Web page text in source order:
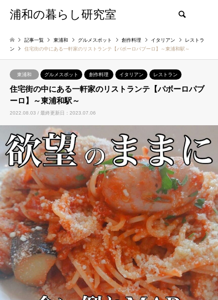
浦和の暮らし研究室
記事一覧 東浦和 グルメスポット 創作料理 イタリアン
レストラ
ン
住宅街の中にある一軒家のリストランテ【パボーロパブーロ】～東浦和駅～
東浦和 グルメスポット 創作料理 イタリアン レストラン
住宅街の中にある一軒家のリストランテ【パボーロパブ
ーロ】～東浦和駅～
2022.08.03 / 最終更新日：2023.07.06